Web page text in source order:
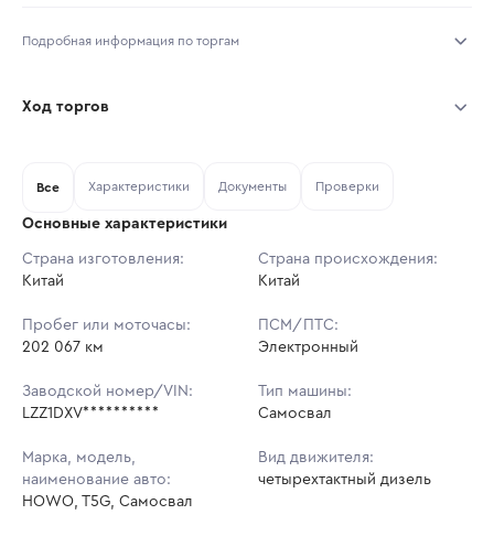
Подробная информация по торгам
Тип аукциона: Открытые торги
Шаг торгов: 31 851 ₽
Кол-во ставок:
Ход торгов
Ставок не найдено
в аукционах
Все Характеристики Документы Проверки
Основные характеристики
Страна изготовления:
Китай
Страна происхождения:
Китай
Пробег или моточасы:
202 067 км
ПСМ/ПТС:
Электронный
Заводской номер/VIN:
LZZ1DXV**********
Тип машины:
Самосвал
Марка, модель,
наименование авто:
HOWO, T5G, Самосвал
Вид движителя:
четырехтактный дизель